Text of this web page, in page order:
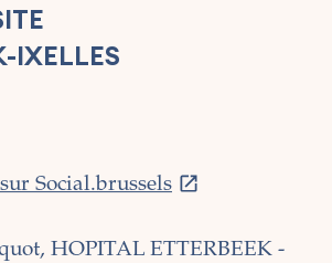
IXELLES
Social.brussels
HOPITAL ETTERBEEK -